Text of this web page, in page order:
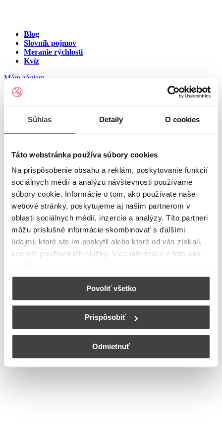
Súhlas Detaily O cookies
Táto webstránka používa súbory cookies
Na prispôsobenie obsahu a reklám, poskytovanie funkcií
sociálnych médií a analýzu návštevnosti používame
súbory cookie. Informácie o tom, ako používate naše
webové stránky, poskytujeme aj našim partnerom v
oblasti sociálnych médií, inzercie a analýzy. Títo partneri
môžu príslušné informácie skombinovať s ďalšími
údajmi, ktoré ste im poskytli alebo ktoré od vás získali,
keď ste používali ich služby. Viac informácií o tom ako
Povoliť všetko
Prispôsobiť
Odmietnuť
Blog
Slovník pojmov
Meranie rýchlosti
Kvíz
Mám záujem
Internet na ulici Terchovská,
Prešov
Zadajte číslo vchodu pre zobrazenie ponuky internetu v meste
Zadajte číslo domu/vchodupre zobrazenie ponuky internetu v
lokalite Prešov
Zoznam čísiel domov/vchodov na ulici Terchovská v
meste Prešov
Bohužiaľ, nedisponujeme zoznamom dostupných čísiel vchodov na
ulici Terchovská v meste Prešov.
© Copyright 2026 Nastavenia cookies